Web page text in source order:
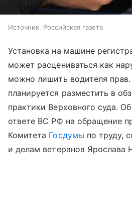
Источник: Российская газета
Установка на машине
может расцениваться как
можно лишить водителя прав.
планируется разместить в
практики Верховного суда.
ответе ВС РФ на обращение
Комитета Госдумы по труду,
и делам ветеранов Ярослава